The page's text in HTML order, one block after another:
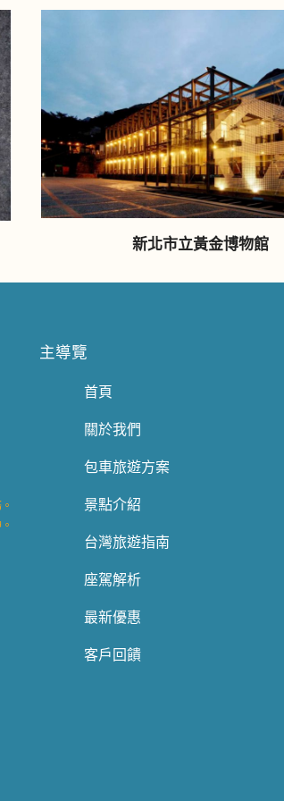
新北市立黃金博物館
主導覽
首頁
關於我們
包車旅遊方案
景點介紹
台灣旅遊指南
座駕解析
最新優惠
客戶回饋